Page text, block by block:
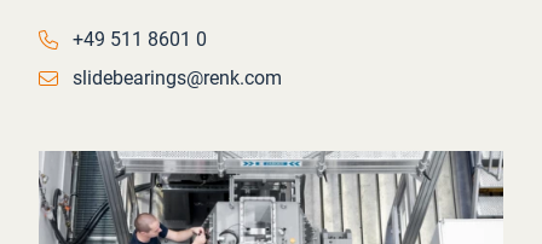
Phone number
+49 511 8601 0
Emailslidebearings@renk.com